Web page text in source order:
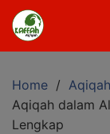
Home
Aqiqah
Aqiqah dalam
Lengkap